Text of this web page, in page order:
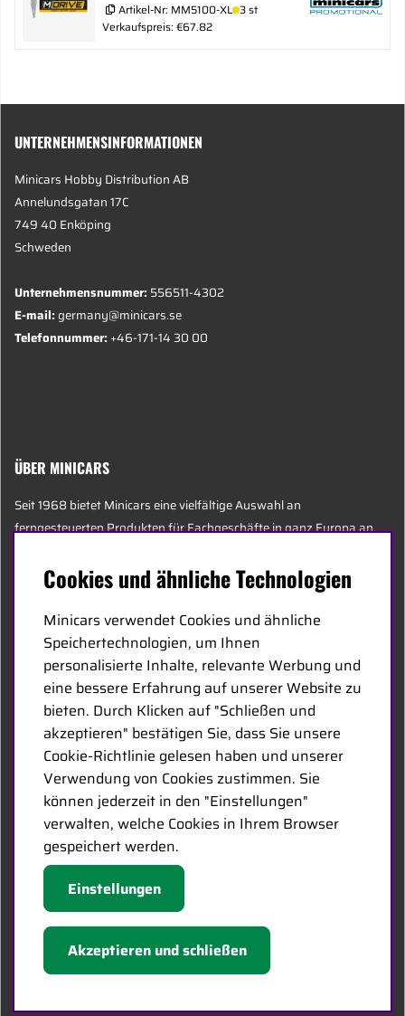
Artikel-Nr: MM5100-XL 3 st
Verkaufspreis: €67.82
UNTERNEHMENSINFORMATIONEN
Minicars Hobby Distribution AB
Annelundsgatan 17C
749 40 Enköping
Schweden
Unternehmensnummer:556511-4302
E-mail:germany@minicars.se
Telefonnummer:+46-171-14 30 00
ÜBER MINICARS
Seit 1968 bietet Minicars eine vielfältige Auswahl an
ferngesteuerten Produkten für Fachgeschäfte in ganz Europa an.
Alters, darunter einige der sachkundigsten Experten der Branche,
die sich auf Hobby, Service und Logistik spezialisiert haben.
Der Hauptsitz von Minicars befindet sich in Enköping, strategisch
entlang der E18 zwischen Stockholm und Oslo gelegen.
MINICARS.SE
German
Kontakt
Händleranfragen
Karriere bei Minicars
FOLGE UNS
Facebook
Cookies und ähnliche Technologien
Minicars verwendet Cookies und ähnliche
Speichertechnologien, um Ihnen
personalisierte Inhalte, relevante Werbung und
eine bessere Erfahrung auf unserer Website zu
bieten. Durch Klicken auf "Schließen und
akzeptieren" bestätigen Sie, dass Sie unsere
Cookie-Richtlinie gelesen haben und unserer
Verwendung von Cookies zustimmen. Sie
können jederzeit in den "Einstellungen"
verwalten, welche Cookies in Ihrem Browser
gespeichert werden.
Einstellungen
Akzeptieren und schließen